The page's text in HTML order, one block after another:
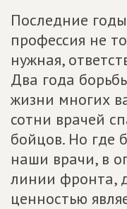
Последние
профессия не
нужная,
Два года
жизни многих
сотни врачей
бойцов. Но где
наши врачи, в
линии фронта,
ценностью